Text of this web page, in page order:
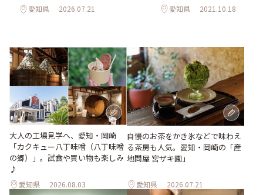
愛知県 2026.07.21 愛知県 2021.10.18
大人の工場見学へ、愛知・岡崎
「カクキュー八丁味噌（八丁味噌
の郷）」。試食や買い物も楽しみ
♪
愛知県 2026.08.03
自慢のお茶をかき氷などで味わえ
る茶房も人気。愛知・岡崎の「産
地問屋 宮ザキ園」
愛知県 2026.07.21